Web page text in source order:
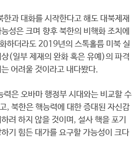
한과 대화를 시작한다고 해도 대북제재
성은 크며 향후 북한의 비핵화 조치에
하더라도 2019년의 스톡홀름 미북 실
(일부 제재의 완화 혹은 유예)의 파격
어려울 것이라고 내다봤다.
력은 오바마 행정부 시대와는 비교할 수
, 북한은 핵능력에 대한 증대된 자신감
려 하지 않을 것이며, 설사 핵을 포기
기 힘든 대가를 요구할 가능성이 크다